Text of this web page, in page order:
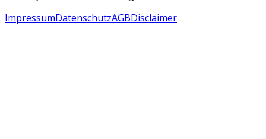
ImpressumDatenschutzAGBDisclaimer